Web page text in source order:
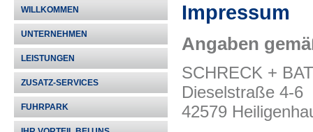
WILLKOMMEN
UNTERNEHMEN
LEISTUNGEN
ZUSATZ-SERVICES
FUHRPARK
Impressum
Angaben
SCHRECK +
Dieselstraße 4-6
42579